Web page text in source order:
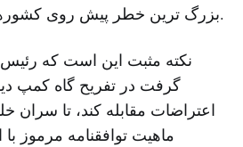
بزرگ ترین خطر پیش روی کشورهای خلیجی خواهد بود.
نکته مثبت این است که رئیس
گرفت در تفریح گاه کمپ
اعتراضات مقابله کند، تا سران
ماهیت توافقنامه مرموز با